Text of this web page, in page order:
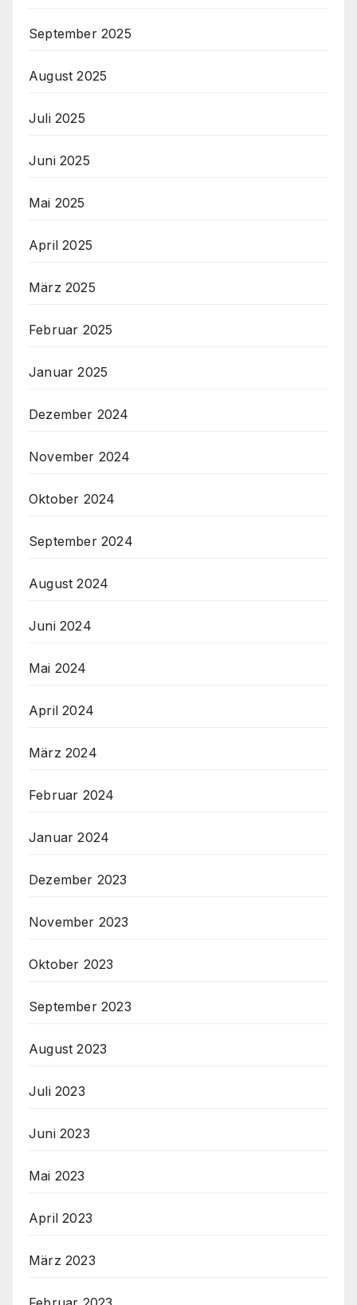
September 2025
August 2025
Juli 2025
Juni 2025
Mai 2025
April 2025
März 2025
Februar 2025
Januar 2025
Dezember 2024
November 2024
Oktober 2024
September 2024
August 2024
Juni 2024
Mai 2024
April 2024
März 2024
Februar 2024
Januar 2024
Dezember 2023
November 2023
Oktober 2023
September 2023
August 2023
Juli 2023
Juni 2023
Mai 2023
April 2023
März 2023